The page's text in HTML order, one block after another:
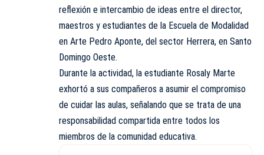
reflexión e intercambio de ideas entre el director,
maestros y estudiantes de la Escuela de Modalidad
en Arte Pedro Aponte, del sector Herrera, en Santo
Domingo Oeste.
Durante la actividad, la estudiante Rosaly Marte
exhortó a sus compañeros a asumir el compromiso
de cuidar las aulas, señalando que se trata de una
responsabilidad compartida entre todos los
miembros de la comunidad educativa.